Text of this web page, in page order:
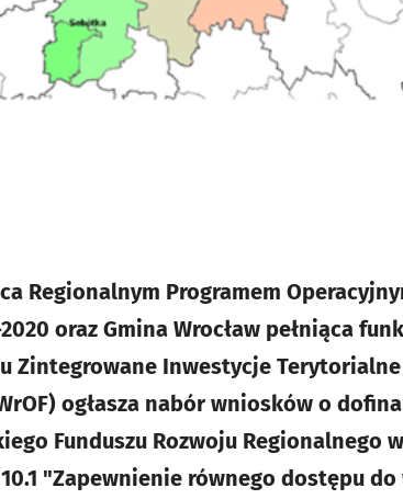
Regionalnym Programem
oraz Gmina Wrocław pełniąca
Zintegrowane Inwestycje Terytorialne
ogłasza nabór wniosków o
Funduszu Rozwoju Regionalnego
"Zapewnienie równego dostępu